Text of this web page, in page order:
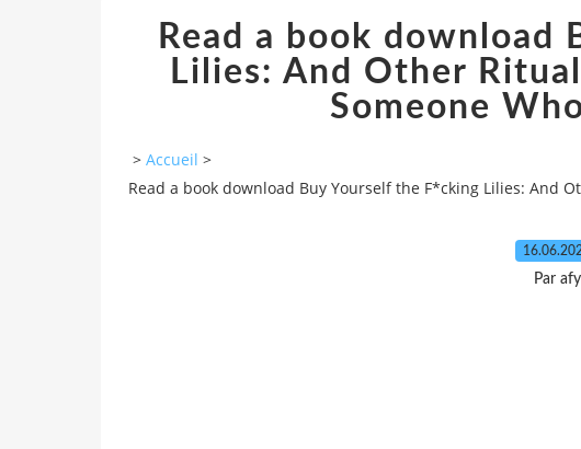
Read a book download
Lilies: And Other
Someone
> Accueil >
Read a book download Buy Yourself the F*cking Lilies: And
Par